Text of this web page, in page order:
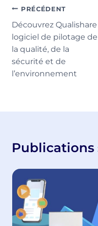
publication :
Navigation
de
l’article
PRÉCÉDENT
Découvrez Qualishare
logiciel de pilotage de
la qualité, de la
sécurité et de
l’environnement
Publications